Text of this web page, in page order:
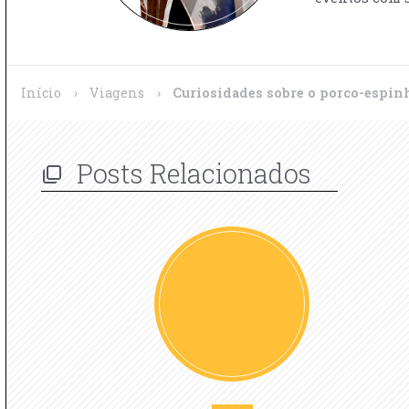
Início › Viagens › Curiosidades sobre o porco-
Posts Relacionados